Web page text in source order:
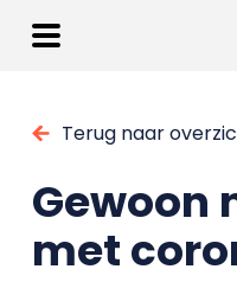
Terug naar
Gewoon
met